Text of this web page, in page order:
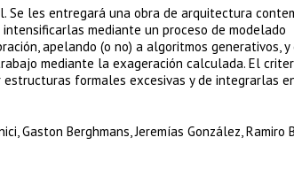
les entregará una obra de arquitectura
mediante un proceso de modelado
apelando (o no) a algoritmos generativos,
mediante la exageración calculada. El
formales excesivas y de integrarlas
Gaston Berghmans, Jeremías González, Ramiro